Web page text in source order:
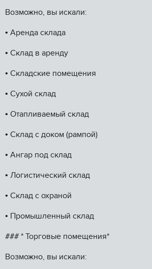
Возможно, вы искали:
•⁠ ⁠Аренда склада
•⁠ ⁠Склад в аренду
•⁠ ⁠Складские помещения
•⁠ ⁠Сухой склад
•⁠ ⁠Отапливаемый склад
•⁠ ⁠Склад с доком (рампой)
•⁠ ⁠Ангар под склад
•⁠ ⁠Логистический склад
•⁠ ⁠Склад с охраной
•⁠ ⁠Промышленный склад
### *️ Торговые помещения*
Возможно, вы искали: